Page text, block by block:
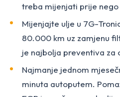
treba mijenjati prije nego
Mijenjajte ulje u 7G-
80.000 km uz zamjenu
je najbolja preventiva za
Najmanje jednom
minuta autoputem.